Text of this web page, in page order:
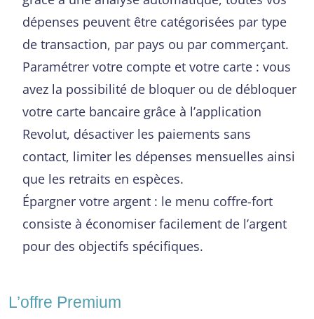
dépenses peuvent être catégorisées par type
de transaction, par pays ou par commerçant.
Paramétrer votre compte et votre carte : vous
avez la possibilité de bloquer ou de débloquer
votre carte bancaire grâce à l’application
Revolut, désactiver les paiements sans
contact, limiter les dépenses mensuelles ainsi
que les retraits en espèces.
Épargner votre argent : le menu coffre-fort
consiste à économiser facilement de l’argent
pour des objectifs spécifiques.
L’offre Premium